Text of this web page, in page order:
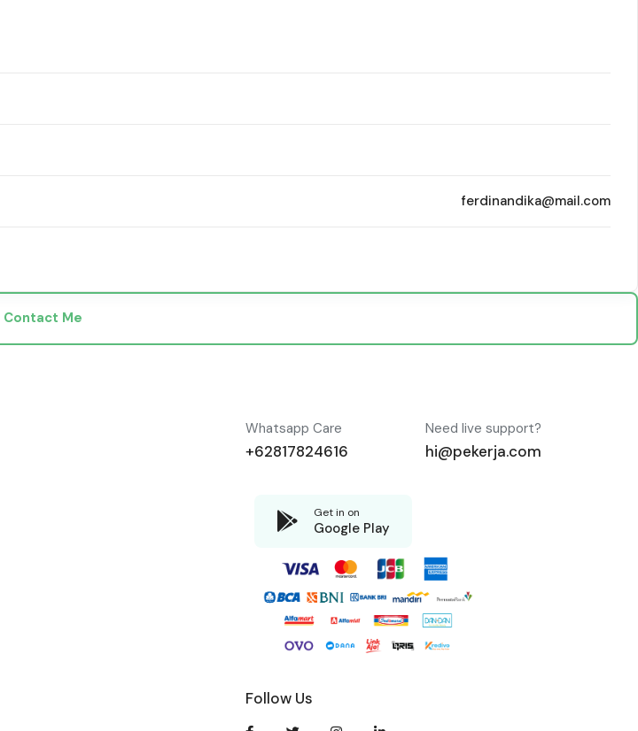
ferdinandika@mail.com
Contact Me
Whatsapp Care
+62817824616
Need live support?
hi@pekerja.com
Get in on
Google Play
Follow Us